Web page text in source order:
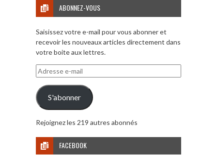
ABONNEZ-VOUS
Saisissez votre e-mail pour vous abonner et
recevoir les nouveaux articles directement dans
votre boite aux lettres.
Adresse
e-
mail
S'abonner
Rejoignez les 219 autres abonnés
FACEBOOK